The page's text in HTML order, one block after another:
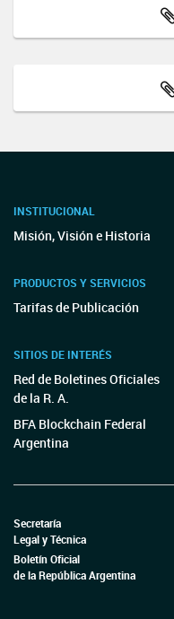
INSTITUCIONAL
Misión, Visión e Historia
PRODUCTOS Y SERVICIOS
Tarifas de Publicación
SITIOS DE INTERÉS
Red de Boletines Oficiales
de la R. A.
BFA Blockchain Federal
Argentina
Secretaría
Legal y Técnica
Boletín Oficial
de la República Argentina